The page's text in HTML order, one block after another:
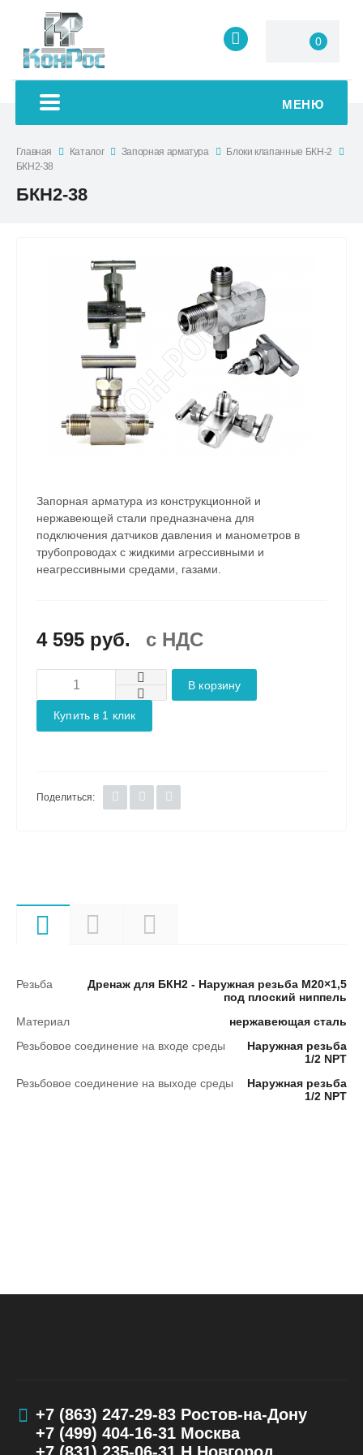
0
МЕНЮ
Главная Каталог Запорная арматура
Блоки клапанные БКН-2
БКН2-38
БКН2-38
Запорная арматура из конструкционной и
нержавеющей стали предназначена для
подключения датчиков давления и манометров в
трубопроводах с жидкими агрессивными и
неагрессивными средами, газами.
4 595 руб. c НДС
В корзину
Купить в 1 клик
Поделиться:
Резьба
Дренаж для БКН2 - Наружная резьба М20×1,5
под плоский ниппель
Материал
нержавеющая сталь
Резьбовое соединение на входе среды
Наружная резьба
1/2 NPT
Резьбовое соединение на выходе среды
Наружная резьба
1/2 NPT
+7 (863) 247-29-83Ростов-на-Дону
+7 (499) 404-16-31Москва